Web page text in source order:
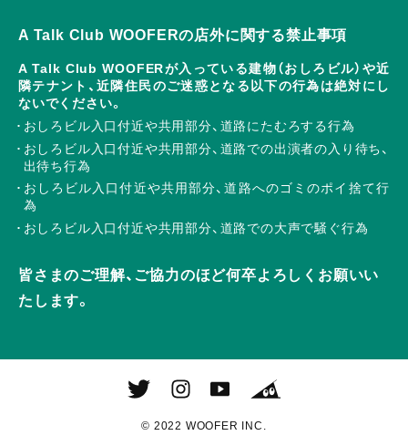
A Talk Club WOOFERの店外に関する禁止事項
A Talk Club WOOFERが入っている建物（おしろビル）や近
隣テナント、近隣住民のご迷惑となる以下の行為は絶対にし
ないでください。
おしろビル入口付近や共用部分、道路にたむろする行為
おしろビル入口付近や共用部分、道路での出演者の入り待ち、
出待ち行為
おしろビル入口付近や共用部分、道路へのゴミのポイ捨て行
為
おしろビル入口付近や共用部分、道路での大声で騒ぐ行為
皆さまのご理解、ご協力のほど何卒よろしくお願いい
たします。
© 2022 WOOFER INC.